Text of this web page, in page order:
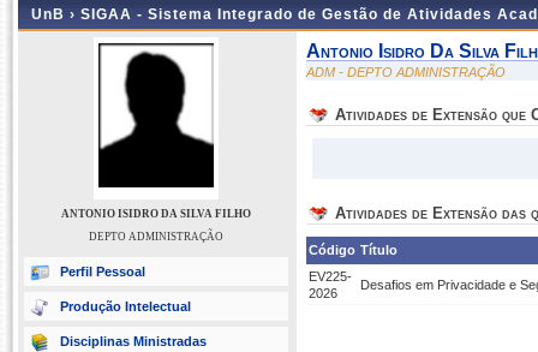
UnB › SIGAA - Sistema Integrado de Gestão de Atividades
ANTONIO ISIDRO DA SILVA FILHO
DEPTO ADMINISTRAÇÃO
Perfil Pessoal
Produção Intelectual
Disciplinas Ministradas
Antonio Isidro Da Silva
ADM - DEPTO ADMINISTRAÇÃO
Atividades de Extensão que
Atividades de Extensão das
Código Título
EV225-
2026
Desafios em Privacidade e